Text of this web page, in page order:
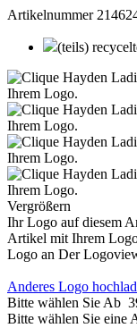
Artikelnummer
(teils)
Vergrößern
Ihr Logo auf diesem
Artikel mit Ihrem
Logo an Der
Anderes Logo
Bitte wählen Sie Ab
Bitte wählen Sie eine